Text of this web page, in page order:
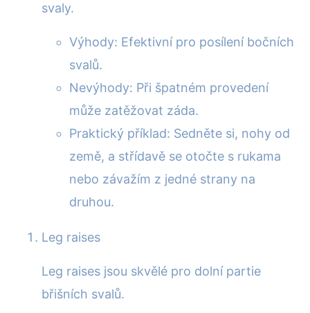
svaly.
Výhody: Efektivní pro posílení bočních
svalů.
Nevýhody: Při špatném provedení
může zatěžovat záda.
Praktický příklad: Sedněte si, nohy od
země, a střídavě se otočte s rukama
nebo závažím z jedné strany na
druhou.
Leg raises
Leg raises jsou skvělé pro dolní partie
břišních svalů.